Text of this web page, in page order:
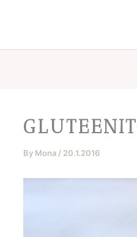
By Mona / 20.1.2016